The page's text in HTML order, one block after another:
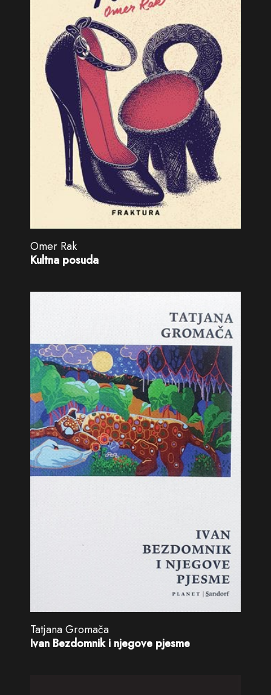
Omer Rak
Kultna posuda
Tatjana Gromača
Ivan Bezdomnik i njegove pjesme